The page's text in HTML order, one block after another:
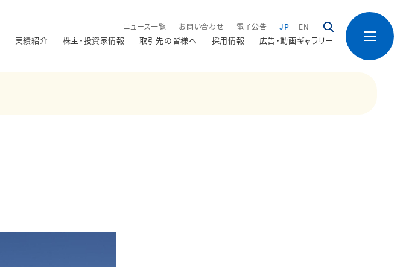
ニュース一覧 お問い合わせ 電子公告 JP EN
実績紹介 株主・投資家情報 取引先の皆様へ 採用情報 広告・動画ギャラリー